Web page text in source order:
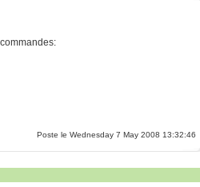
Poste le Wednesday 7 May 2008 13:32:46